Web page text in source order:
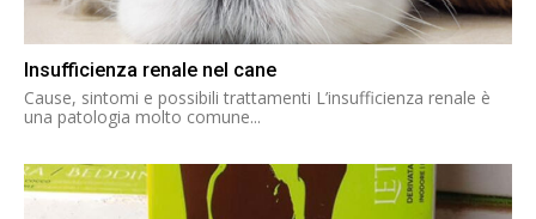
Insufficienza renale nel cane
Cause, sintomi e possibili trattamenti L’insufficienza renale è
una patologia molto comune...